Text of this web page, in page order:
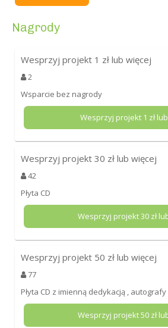
Nagrody
Wesprzyj projekt 1 zł lub więcej
2
Wsparcie bez nagrody
Wesprzyj projekt 1 zł
Wesprzyj projekt 30 zł lub więcej
42
Płyta CD
Wesprzyj projekt30 zł
Wesprzyj projekt 50 zł lub więcej
77
Płyta CD z imienną dedykacją , autografy
Wesprzyj projekt50 zł